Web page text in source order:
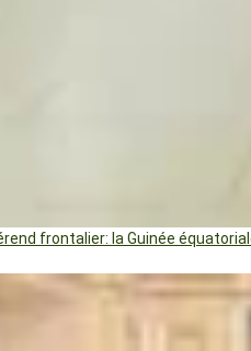
frontalier: la Guinée